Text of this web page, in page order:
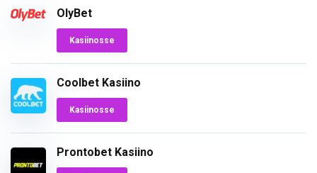
OlyBet
Kasiinosse
Coolbet Kasiino
Kasiinosse
Prontobet Kasiino